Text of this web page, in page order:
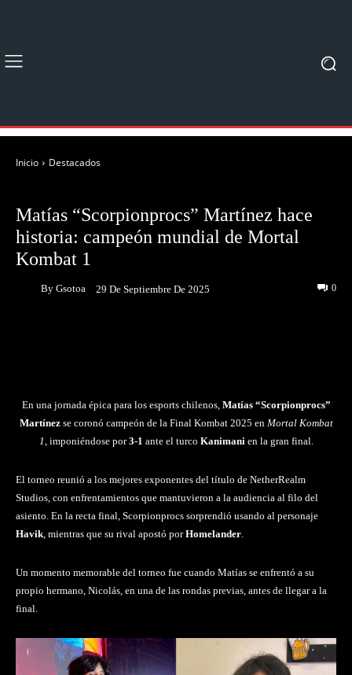
Inicio Destacados
Matías “Scorpionprocs” Martínez hace
historia: campeón mundial de Mortal
Kombat 1
By Gsotoa 29 De Septiembre De 2025 0
En una jornada épica para los esports chilenos, Matías “Scorpionprocs”
Martínezse coronó campeón de la Final Kombat 2025 en Mortal Kombat
1, imponiéndose por3-1 ante el turco Kanimanien la gran final.
El torneo reunió a los mejores exponentes del título de NetherRealm
Studios, con enfrentamientos que mantuvieron a la audiencia al filo del
asiento. En la recta final, Scorpionprocs sorprendió usando al personaje
Havik, mientras que su rival apostó porHomelander.
Un momento memorable del torneo fue cuando Matías se enfrentó a su
propio hermano, Nicolás, en una de las rondas previas, antes de llegar a la
final.